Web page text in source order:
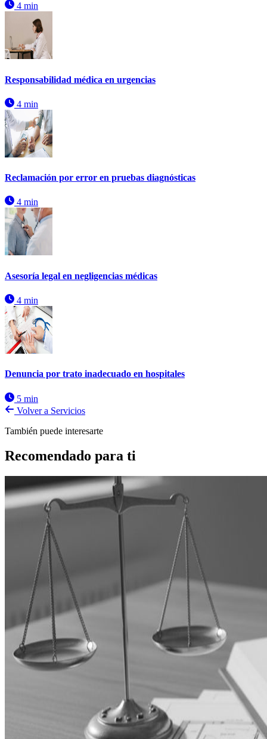
4 min
Responsabilidad médica en urgencias
4 min
Reclamación por error en pruebas diagnósticas
4 min
Asesoría legal en negligencias médicas
4 min
Denuncia por trato inadecuado en hospitales
5 min
Volver a Servicios
También puede interesarte
Recomendado para ti